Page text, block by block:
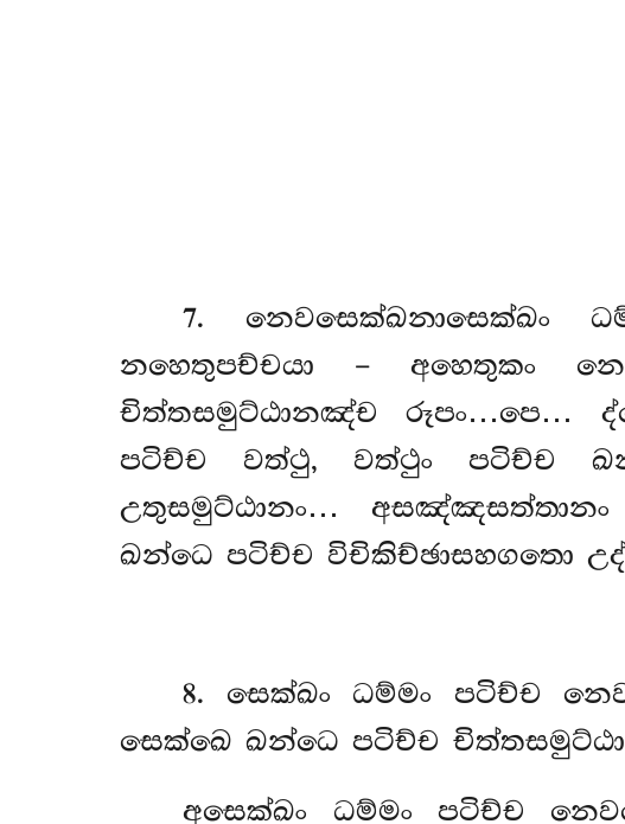
7. නෙවසෙක්ඛනාසෙක්ඛං
නහෙතුපච්චයා – අහෙතුකං
චිත්තසමුට්ඨානඤ්ච රූපං…පෙ…
පටිච්ච වත්ථු, වත්ථුං පටිච්ච
උතුසමුට්ඨානං…
ඛන්ධෙ පටිච්ච විචිකිච්ඡාසහගතො
8. සෙක්ඛං ධම්මං පටිච්ච
සෙක්ඛෙ ඛන්ධෙ පටිච්ච
අසෙක්ඛං ධම්මං පටිච්ච